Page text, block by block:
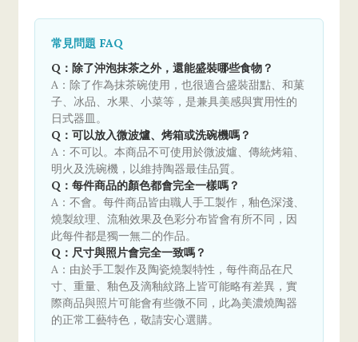
常見問題 FAQ
Q：除了沖泡抹茶之外，還能盛裝哪些食物？
A：除了作為抹茶碗使用，也很適合盛裝甜點、和菓
子、冰品、水果、小菜等，是兼具美感與實用性的
日式器皿。
Q：可以放入微波爐、烤箱或洗碗機嗎？
A：不可以。本商品不可使用於微波爐、傳統烤箱、
明火及洗碗機，以維持陶器最佳品質。
Q：每件商品的顏色都會完全一樣嗎？
A：不會。每件商品皆由職人手工製作，釉色深淺、
燒製紋理、流釉效果及色彩分布皆會有所不同，因
此每件都是獨一無二的作品。
Q：尺寸與照片會完全一致嗎？
A：由於手工製作及陶瓷燒製特性，每件商品在尺
寸、重量、釉色及滴釉紋路上皆可能略有差異，實
際商品與照片可能會有些微不同，此為美濃燒陶器
的正常工藝特色，敬請安心選購。